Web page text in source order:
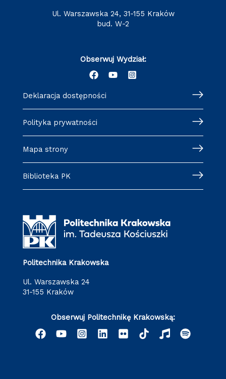
ul. Warszawska 24, 31-155 Kraków
bud. W-2
Obserwuj Wydział:
Deklaracja dostępności
Polityka prywatności
Mapa strony
Biblioteka PK
Politechnika Krakowska
ul. Warszawska 24
31-155 Kraków
Obserwuj Politechnikę Krakowską: